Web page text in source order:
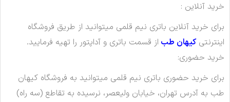
خرید آنلاین :
برای خرید آنلاین باتری نیم قلمی میتوانید از طریق فروشگاه
اینترنتیکیهان طب از قسمت باتری و آداپتور را تهیه فرمایید.
خرید حضوری:
برای خرید حضوری باتری نیم قلمی میتوانید به فروشگاه کیهان
طب به آدرس تهران، خیابان ولیعصر، نرسیده به تقاطع (سه راه)